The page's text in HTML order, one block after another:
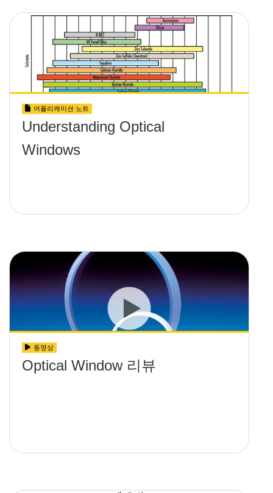
어플리케이션 노트
Understanding Optical
Windows
동영상
Optical Window 리뷰